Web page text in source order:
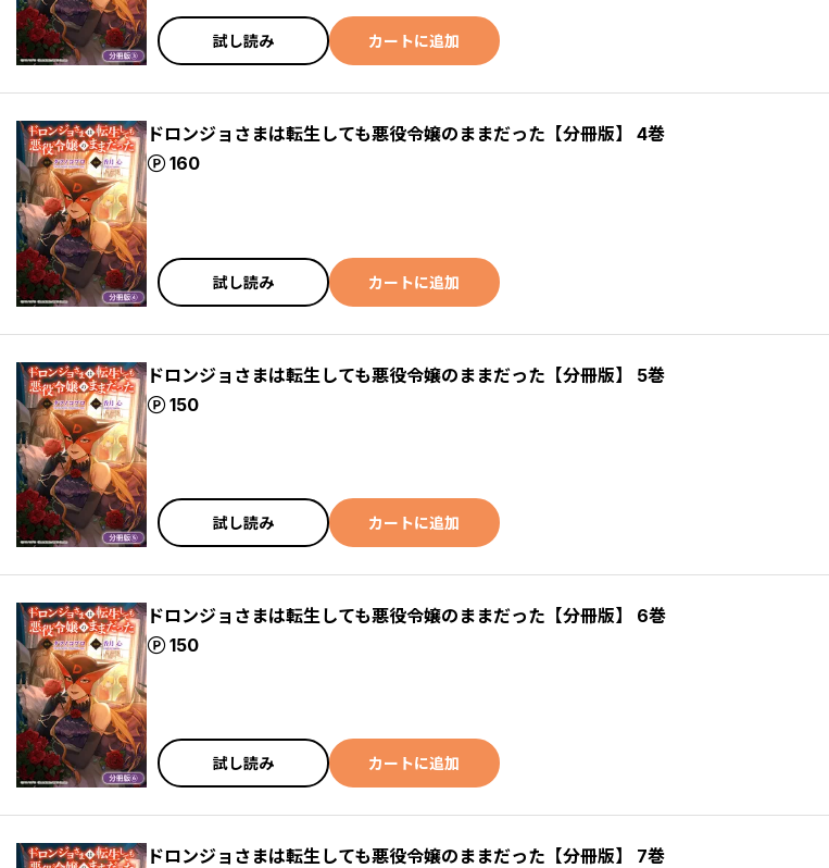
試し読み カートに追加
ドロンジョさまは転生しても悪役令嬢のままだった【分冊版】 4巻
160
ポイント
試し読み カートに追加
ドロンジョさまは転生しても悪役令嬢のままだった【分冊版】 5巻
150
ポイント
試し読み カートに追加
ドロンジョさまは転生しても悪役令嬢のままだった【分冊版】 6巻
150
ポイント
試し読み カートに追加
ドロンジョさまは転生しても悪役令嬢のままだった【分冊版】 7巻